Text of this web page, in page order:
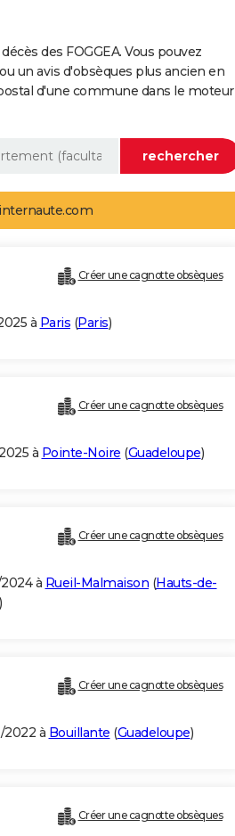
des FOGGEA. Vous pouvez
un avis d'obsèques plus ancien en
d'une commune dans le moteur
Créer une cagnotte obsèques
à Paris (Paris)
Créer une cagnotte obsèques
à Pointe-Noire (Guadeloupe)
Créer une cagnotte obsèques
à Rueil-Malmaison (Hauts-de-
)
Créer une cagnotte obsèques
à Bouillante (Guadeloupe)
Créer une cagnotte obsèques